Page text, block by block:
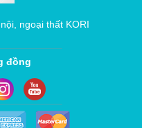
ngoại thất KORI
đồng